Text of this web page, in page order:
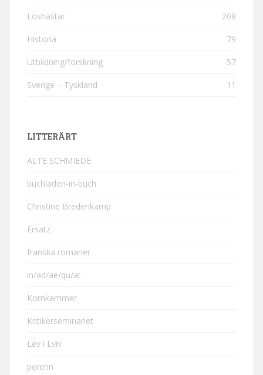
Löshästar 208
Historia 79
Utbildning/forskning 57
Sverige – Tyskland 11
LITTERÄRT
ALTE SCHMIEDE
buchladen-in-buch
Christine Bredenkamp
Ersatz
franska romaner
in/ad/ae/qu/at
Kornkammer
Kritikerseminariet
Lev i Lviv
perenn